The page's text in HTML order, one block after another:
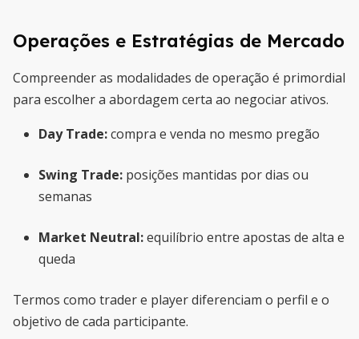
Operações e Estratégias de Mercado
Compreender as modalidades de operação é primordial
para escolher a abordagem certa ao negociar ativos.
Day Trade:compra e venda no mesmo pregão
Swing Trade: posições mantidas por dias ou
semanas
Market Neutral:equilíbrio entre apostas de alta e
queda
Termos como trader e player diferenciam o perfil e o
objetivo de cada participante.